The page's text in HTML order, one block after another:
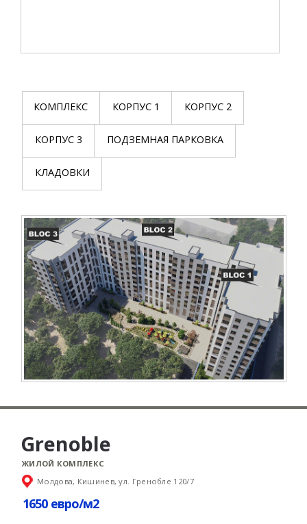
КОМПЛЕКС КОРПУС 1 КОРПУС 2
КОРПУС 3 ПОДЗЕМНАЯ ПАРКОВКА
КЛАДОВКИ
Grenoble
ЖИЛОЙ КОМПЛЕКС
Молдова, Кишинев, ул. Гренобле 120/7
1650 евро/м2